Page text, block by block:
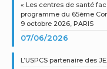
« Les centres de santé
programme du 65ème
9 octobre 2026, PARIS
07/06/2026
L’USPCS partenaire des